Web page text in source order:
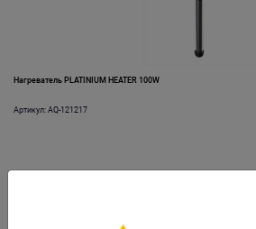
Нагреватель PLATINIUM HEATER 100W
Артикул: AQ-121217